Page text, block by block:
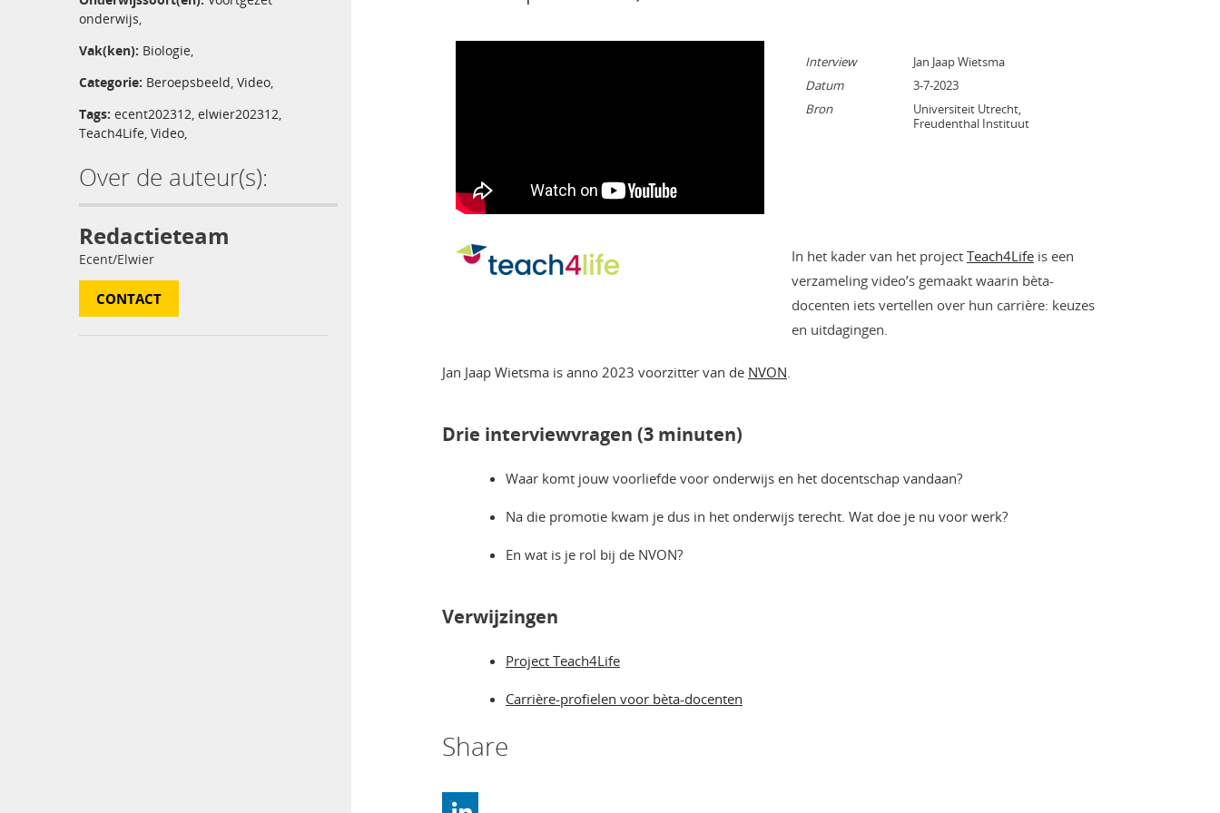
onderwijs,
Vak(ken): Biologie,
Categorie: Beroepsbeeld, Video,
Tags: ecent202312, elwier202312,
Teach4Life, Video,
Over de auteur(s):
Redactieteam
Ecent/Elwier
CONTACT
Interview
Jan Jaap Wietsma
Datum
3-7-2023
Bron
Universiteit Utrecht,
Freudenthal Instituut
In het kader van het project Teach4Life is een
verzameling video’s gemaakt waarin bèta-
docenten iets vertellen over hun carrière: keuzes
en uitdagingen.
Jan Jaap Wietsma is anno 2023 voorzitter van de NVON.
Drie interviewvragen (3 minuten)
Waar komt jouw voorliefde voor onderwijs en het docentschap vandaan?
Na die promotie kwam je dus in het onderwijs terecht. Wat doe je nu voor werk?
En wat is je rol bij de NVON?
Verwijzingen
Project Teach4Life
Carrière-profielen voor bèta-docenten
Share